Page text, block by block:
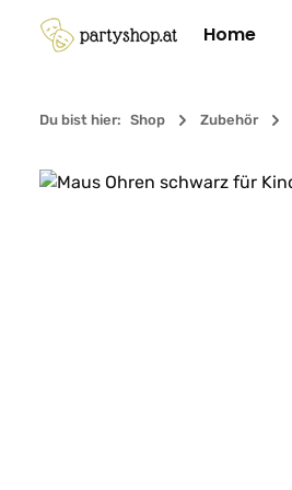
Hauptinhalt springen
Zur Suche springen
Zur Hauptnavigation springen
Home
Du bist hier: Shop Zubehör
Bildergalerie überspringen